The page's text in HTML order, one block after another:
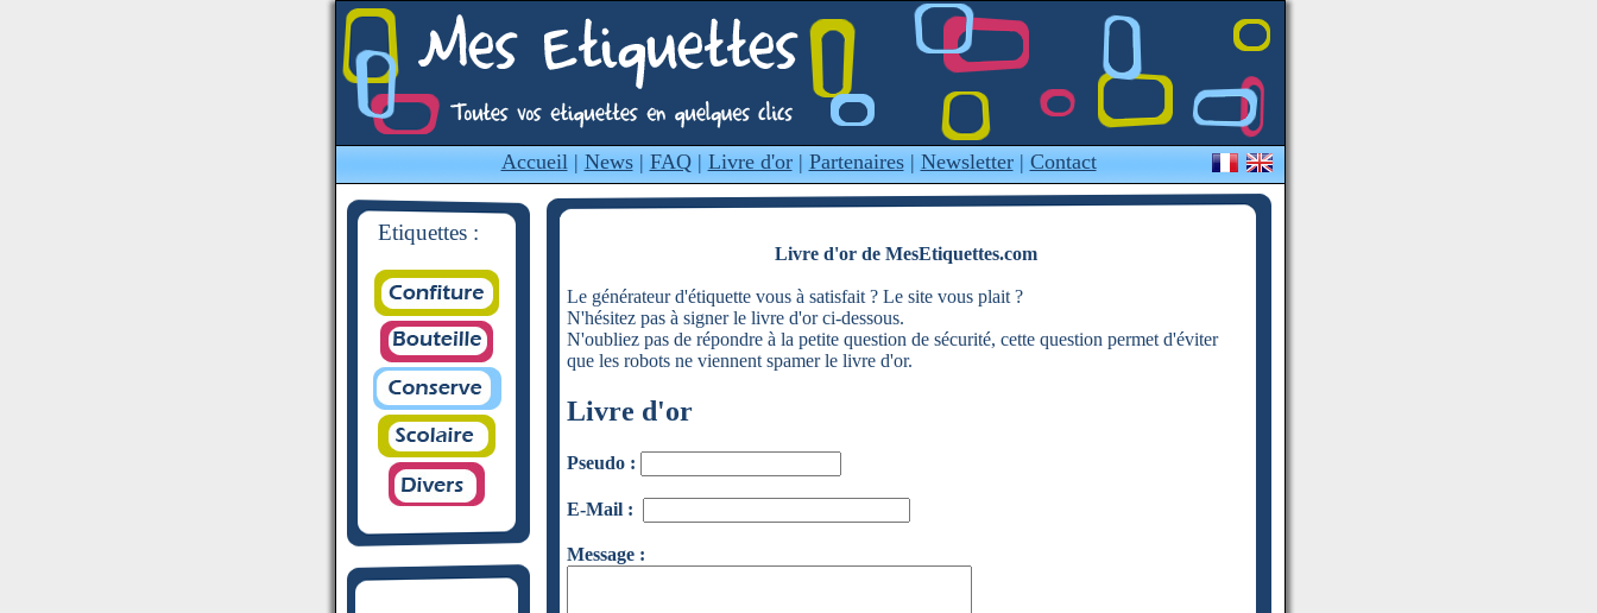
Accueil| News| FAQ| Livre d'or| Partenaires| Newsletter| Contact
Etiquettes :
Livre d'or de MesEtiquettes.com
Le générateur d'étiquette vous à satisfait ? Le site vous plait ?
N'hésitez pas à signer le livre d'or ci-dessous.
N'oubliez pas de répondre à la petite question de sécurité, cette question permet d'éviter
que les robots ne viennent spamer le livre d'or.
Livre d'or
Pseudo :
E-Mail :
Message :